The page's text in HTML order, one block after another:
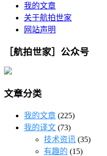
我的文章
关于航拍世家
网站声明
［航拍世家］公众号
文章分类
我的文章 (225)
我的译文 (73)
技术资讯 (35)
有趣的 (15)